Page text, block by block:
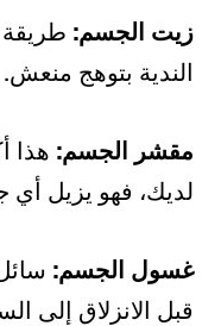
زيت الجسم: طريقة
الندية بتوهج منعش.
مقشر الجسم: هذا
لديك، فهو يزيل
غسول الجسم:
قبل الانزلاق إلى